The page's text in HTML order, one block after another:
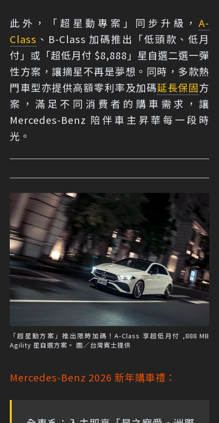
此外，「超星動專案」同步升級， A-
Class 、B-Class 加碼推出「低頭款、低月
付」或「超低月付 $8,888」星自選二選一彈
性方案，讓摘星不再是夢想。同時，多款熱
門車型亦提供高額零利率及加碼延長保固方
案，滿足不同消費者的購車需求，讓
Mercedes-Benz 陪伴車主昇華每一段時
光。
「超星動方案」推出限時加碼！A-Class 享超低月付 ,888 MB
Agility 星自選方案。 圖／台灣賓士提供
Mercedes-Benz 2026 新年購車禮：